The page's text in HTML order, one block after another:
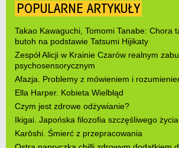
POPULARNE ARTYKUŁY
Takao Kawaguchi, Tomomi Tanabe: Chora
butoh na podstawie Tatsumi Hijikaty
Zespół Alicji w Krainie Czarów realnym
psychosensorycznym
Afazja. Problemy z mówieniem i
Ella Harper. Kobieta Wielbłąd
Czym jest zdrowe odżywianie?
Ikigai. Japońska filozofia szczęśliwego życia
Karōshi. Śmierć z przepracowania